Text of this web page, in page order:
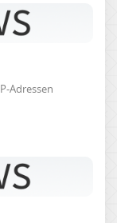
Adressen